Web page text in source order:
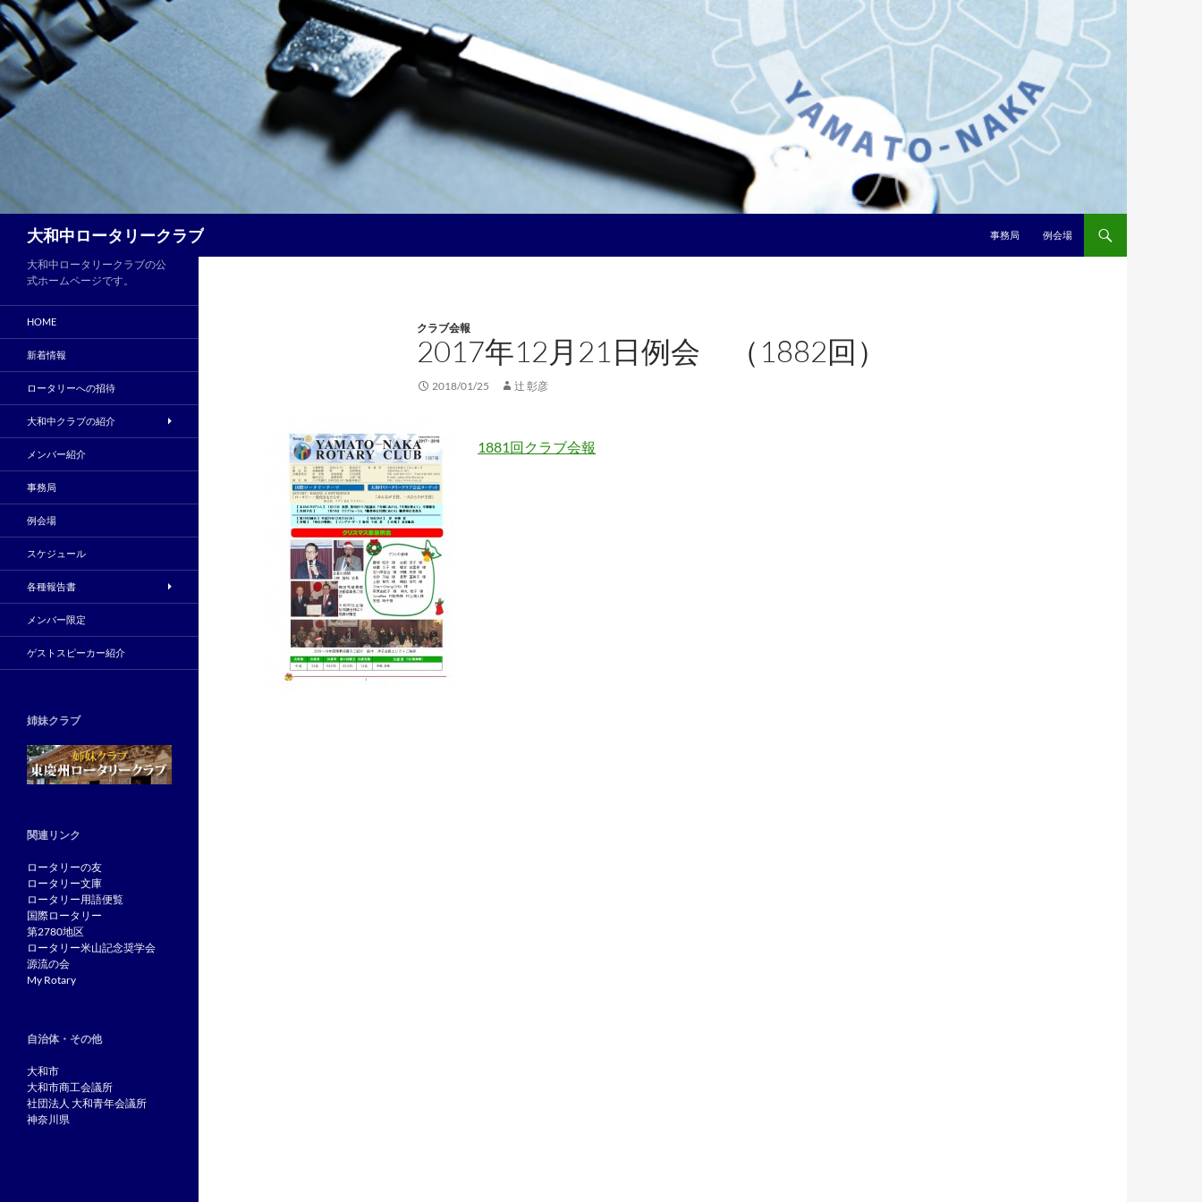
コ
ン
テ
ン
ツ
へ
プ
大和中ロータリークラブ 事務局 例会場
クラブ会報
2017年12月21日例会 （1882回）
2018/01/25 辻 彰彦
1881回クラブ会報
大和中ロータリークラブの公
式ホームページです。
HOME
新着情報
ロータリーへの招待
大和中クラブの紹介
メンバー紹介
事務局
例会場
スケジュール
各種報告書
メンバー限定
ゲストスピーカー紹介
姉妹クラブ
関連リンク
ロータリーの友
ロータリー文庫
ロータリー用語便覧
国際ロータリー
第2780地区
ロータリー米山記念奨学会
源流の会
My Rotary
自治体・その他
大和市
大和市商工会議所
社団法人 大和青年会議所
神奈川県